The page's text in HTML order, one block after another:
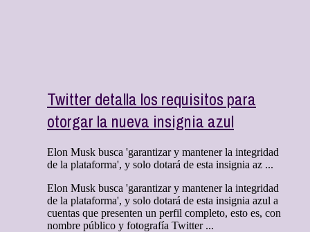
Twitter detalla los requisitos para
otorgar la nueva insignia azul
Elon Musk busca 'garantizar y mantener la integridad
de la plataforma', y solo dotará de esta insignia az ...
Elon Musk busca 'garantizar y mantener la integridad
de la plataforma', y solo dotará de esta insignia azul a
cuentas que presenten un perfil completo, esto es, con
nombre público y fotografía Twitter ...